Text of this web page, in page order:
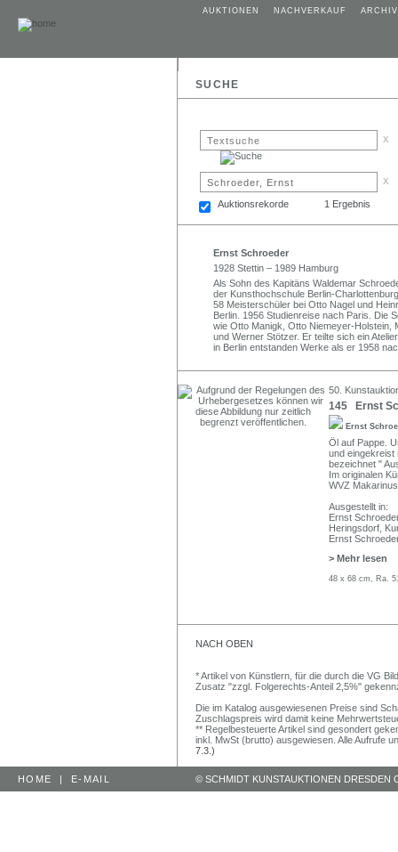
AUKTIONEN NACHVERKAUF ARCHIV
SUCHE
x
x
Auktionsrekorde 1 Ergebnis
Ernst Schroeder
1928 Stettin – 1989 Hamburg
Als Sohn des Kapitäns Waldemar
der Kunsthochschule Berlin-
58 Meisterschüler bei Otto Nagel und
Berlin. 1956 Studienreise nach Paris. Die
wie Otto Manigk, Otto Niemeyer-Holstein,
und Werner Stötzer. Er teilte sich ein
in Berlin entstanden Werke als er 1958
50.
145 Ernst
Ernst
Öl auf Pappe.
und eingekreist
bezeichnet "
Im originalen
WVZ
Ausgestellt in:
Ernst
Heringsdorf,
Ernst
> Mehr lesen
48 x 68 cm, Ra.
NACH OBEN
* Artikel von Künstlern, für die durch die VG
Zusatz "zzgl. Folgerechts-Anteil 2,5%"
Die im Katalog ausgewiesenen Preise sind
Zuschlagspreis wird damit keine
** Regelbesteuerte Artikel sind gesondert
inkl. MwSt (brutto) ausgewiesen. Alle Aufrufe
7.3.)
HOME | E-MAIL © SCHMIDT KUNSTAUKTIONEN DRESDEN